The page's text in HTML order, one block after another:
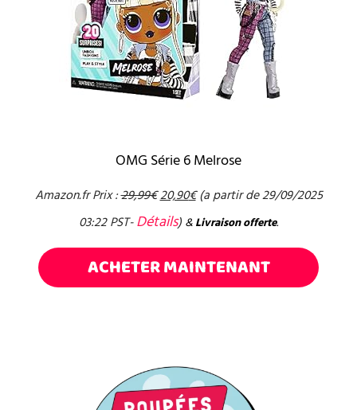
OMG Série 6 Melrose
Amazon.fr Prix :29,99€ 20,90€(a partir de 29/09/2025
03:22 PST-Détails) & Livraison offerte.
ACHETER MAINTENANT